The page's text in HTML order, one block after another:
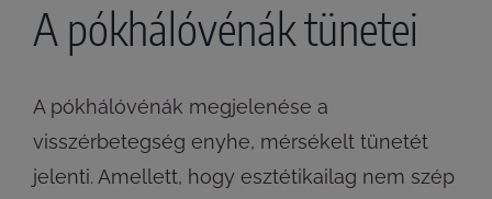
A pókhálóvénák tünetei
A pókhálóvénák megjelenése a
visszérbetegség enyhe, mérsékelt tünetét
jelenti. Amellett, hogy esztétikailag nem szép